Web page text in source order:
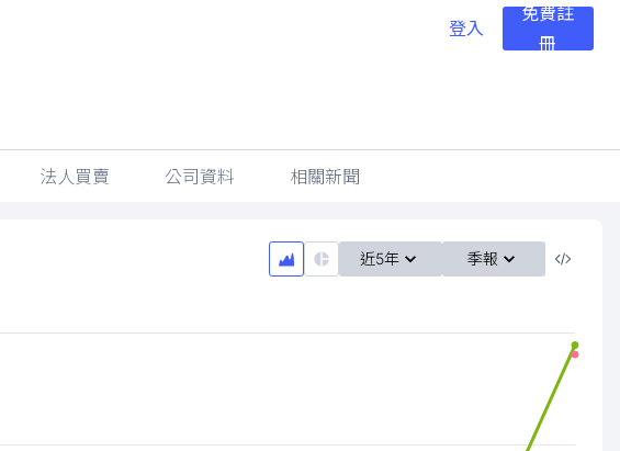
登入
免費註
冊
法人買賣 公司資料 相關新聞
近5年 季報